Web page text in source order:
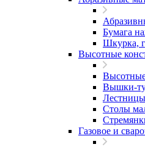
Бумага
Шкурка,
Высотные
Вышки-
Столы
Газовое и